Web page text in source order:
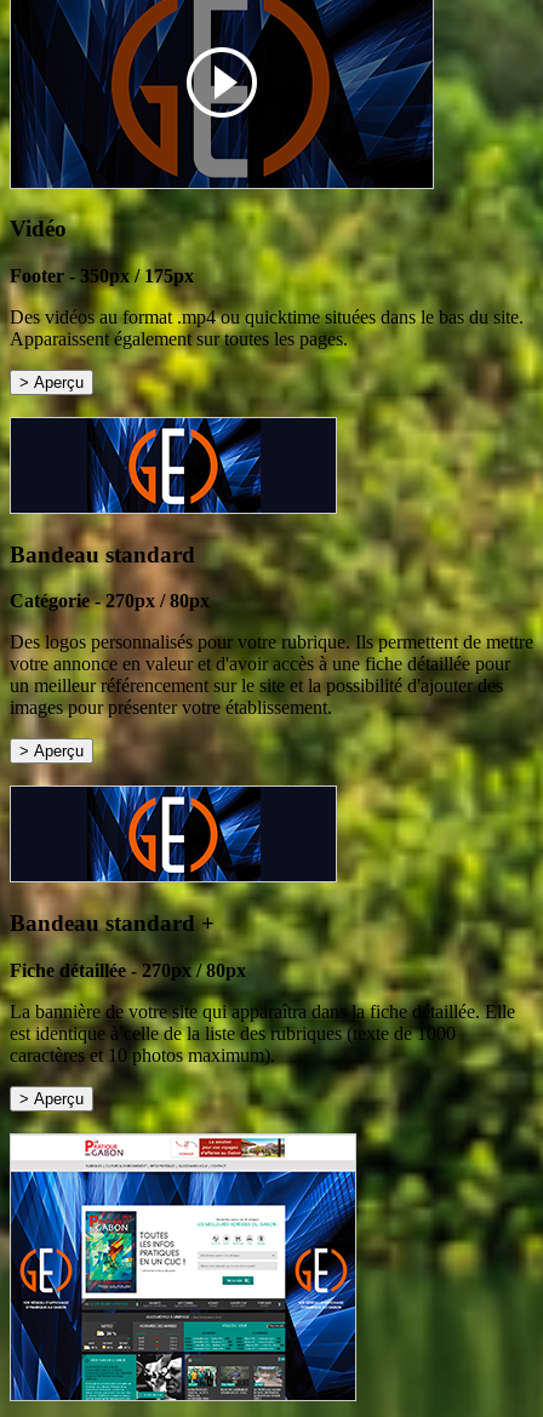
Vidéo
Footer - 350px / 175px
Des vidéos au format .mp4 ou quicktime situées dans le bas du site.
Apparaissent également sur toutes les pages.
Bandeau standard
Catégorie - 270px / 80px
Des logos personnalisés pour votre rubrique. Ils permettent de mettre
votre annonce en valeur et d'avoir accès à une fiche détaillée pour
un meilleur référencement sur le site et la possibilité d'ajouter des
images pour présenter votre établissement.
Bandeau standard +
Fiche détaillée - 270px / 80px
La bannière de votre site qui apparaîtra dans la fiche détaillée. Elle
est identique à celle de la liste des rubriques (texte de 1000
caractères et 10 photos maximum).